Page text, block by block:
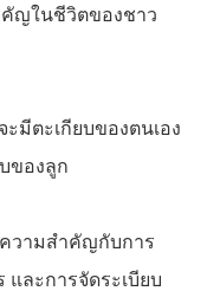
คัญในชีวิตของชาว
มีตะเกียบของตนเอง
ของลูก
วามสำคัญกับการ
ละการจัดระเบียบ